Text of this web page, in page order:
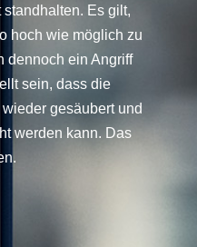
Es gilt,
hoch wie möglich zu
dennoch ein Angriff
sein, dass die
gesäubert und
werden kann. Das